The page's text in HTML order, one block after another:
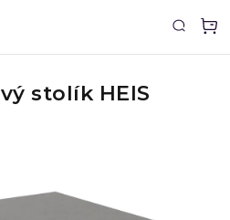
stolík HEIS